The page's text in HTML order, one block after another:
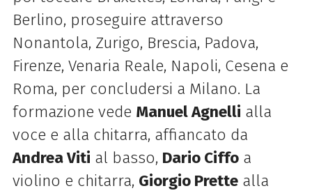
Berlino, proseguire attraverso
Nonantola, Zurigo, Brescia, Padova,
Firenze, Venaria Reale, Napoli, Cesena e
Roma, per concludersi a Milano. La
formazione vede Manuel Agnelli alla
voce e alla chitarra, affiancato da
Andrea Viti al basso, Dario Ciffoa
violino e chitarra, Giorgio Prettealla